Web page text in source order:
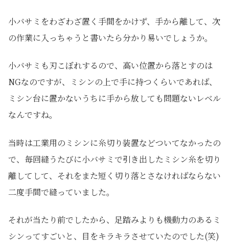
小バサミをわざわざ置く手間をかけず、手から離して、次
の作業に入っちゃうと書いたら分かり易いでしょうか。
小バサミも刃こぼれするので、高い位置から落とすのは
NGなのですが、ミシンの上で手に持つくらいであれば、
ミシン台に置かないうちに手から放しても問題ないレベル
なんですね。
当時は工業用のミシンに糸切り装置などついてなかったの
で、毎回縫うたびに小バサミで引き出したミシン糸を切り
離してして、それをまた短く切り落とさなければならない
二度手間で縫っていました。
それが当たり前でしたから、足踏みよりも機動力のあるミ
シンってすごいと、目をキラキラさせていたのでした(笑)